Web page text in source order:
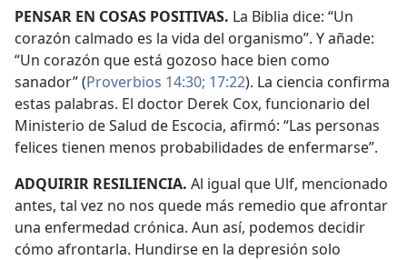
PENSAR EN COSAS POSITIVAS. La Biblia dice: “Un
corazón calmado es la vida del organismo”. Y añade:
“Un corazón que está gozoso hace bien como
sanador” (Proverbios 14:30; 17:22). La ciencia confirma
estas palabras. El doctor Derek Cox, funcionario del
Ministerio de Salud de Escocia, afirmó: “Las personas
felices tienen menos probabilidades de enfermarse”.
ADQUIRIR RESILIENCIA. Al igual que Ulf, mencionado
antes, tal vez no nos quede más remedio que afrontar
una enfermedad crónica. Aun así, podemos decidir
cómo afrontarla. Hundirse en la depresión solo